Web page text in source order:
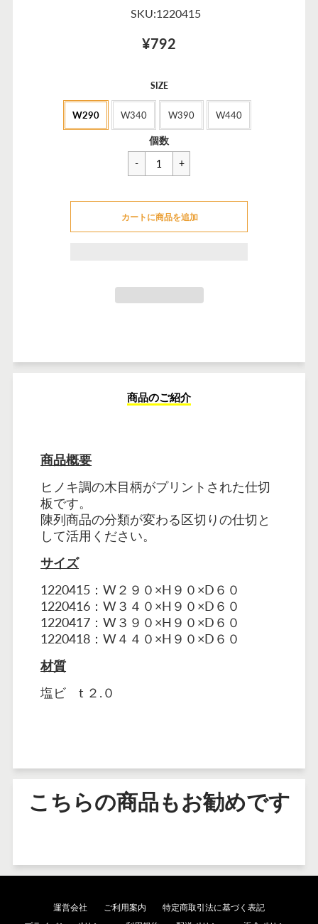
SKU:1220415
¥792
セ
ー
ル
価
格
SIZE
W290 W340 W390 W440
一
般
価
¥1,144
個数
カートに商品を追加
商品のご紹介
商品概要
ヒノキ調の木目柄がプリントされた仕切
板です。
陳列商品の分類が変わる区切りの仕切と
して活用ください。
サイズ
1220415：W２９０×H９０×D６０
1220416：W３４０×H９０×D６０
1220417：W３９０×H９０×D６０
1220418：W４４０×H９０×D６０
材質
塩ビ t ２.０
こちらの商品もお勧めです
運営会社 ご利用案内
特定商取引法に基づく表記